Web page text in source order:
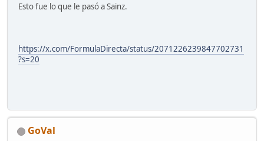
Esto fue lo que le pasó a Sainz.
https://x.com/FormulaDirecta/status/2071226239847702731
?s=20
GoVal